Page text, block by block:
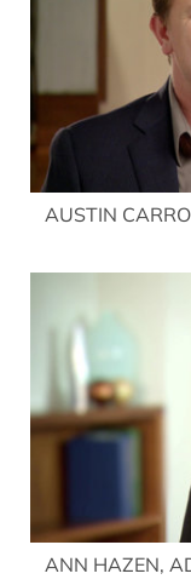
AUSTIN
ANN HAZEN,